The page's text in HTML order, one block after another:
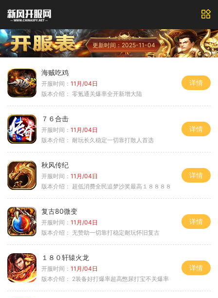
更新时间：2025-11-04
海贼吃鸡
开服时间： 11月/04日
版本介绍： 零氪通关爆率全开新增大陆
详情
７６合击
开服时间： 11月/04日
版本介绍： 耐玩长久稳定一切靠打散人首选
详情
秋风传纪
开服时间： 11月/04日
版本介绍： 超低消费全民追梦沙奖最高１８８８８
详情
复古80微变
开服时间： 11月/04日
版本介绍： 无赞助一切靠打稳定耐玩怀旧复古
详情
１８０轩辕火龙
开服时间： 11月/04日
版本介绍： 2装备好打爆率超高憋尿打宝不关爆率
详情